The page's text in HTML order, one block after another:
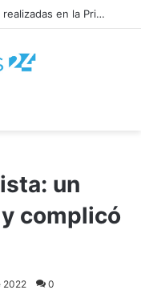
Magdalena Sierra recorrió las obras realizadas en la Primaria 36
un
complicó
2022 0